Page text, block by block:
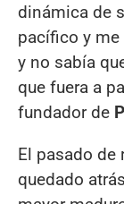
dinámica de
pacífico y
y no sabía
que fuera a
fundador de
El pasado de
quedado